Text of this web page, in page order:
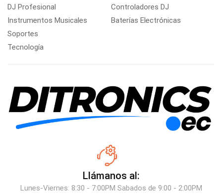
DJ Profesional
Instrumentos Musicales
Soportes
Tecnología
Controladores DJ
Baterías Electrónicas
Llámanos al:
Lunes-Viernes: 8:30 - 7:00PM Sabados de 9:00 - 2:00PM